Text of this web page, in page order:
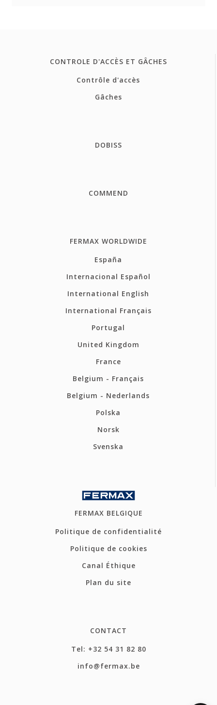
CONTROLE D'ACCÈS ET GÂCHES
Contrôle d'accès
Gâches
DOBISS
COMMEND
FERMAX WORLDWIDE
España
Internacional Español
International English
International Français
Portugal
United Kingdom
France
Belgium - Français
Belgium - Nederlands
Polska
Norsk
Svenska
FERMAX BELGIQUE
Politique de confidentialité
Politique de cookies
Canal Éthique
Plan du site
CONTACT
Tel: +32 54 31 82 80
info@fermax.be